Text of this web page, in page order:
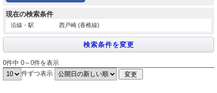
現在の検索条件
沿線・駅 西戸崎 (香椎線)
0件中 0～0件を表示
件ずつ表示